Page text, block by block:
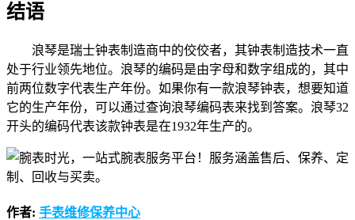
结语
浪琴是瑞士钟表制造商中的佼佼者，其钟表制造技术一直
处于行业领先地位。浪琴的编码是由字母和数字组成的，其中
前两位数字代表生产年份。如果你有一款浪琴钟表，想要知道
它的生产年份，可以通过查询浪琴编码表来找到答案。浪琴32
开头的编码代表该款钟表是在1932年生产的。
作者: 手表维修保养中心